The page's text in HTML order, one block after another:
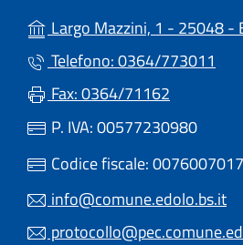
Largo Mazzini, 1 - 25048 -
Telefono: 0364/773011
Fax: 0364/71162
P. IVA: 00577230980
Codice fiscale:
info@comune.edolo.bs.it